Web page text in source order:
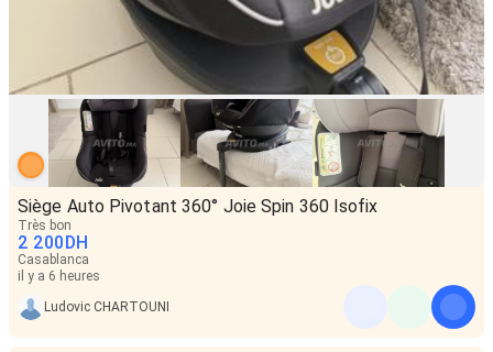
Siège Auto Pivotant 360° Joie Spin 360 Isofix
Très bon
2 200DH
Casablanca
il y a 6 heures
Ludovic CHARTOUNI